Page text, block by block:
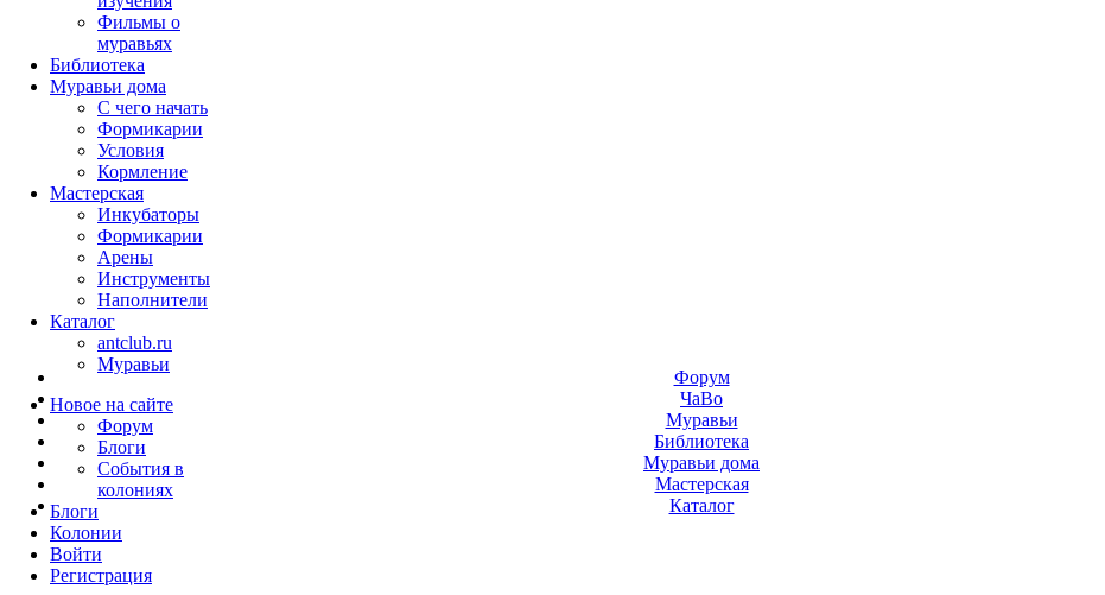
Фильмы о
муравьях
Библиотека
Муравьи дома
С чего начать
Формикарии
Условия
Кормление
Мастерская
Инкубаторы
Формикарии
Арены
Инструменты
Наполнители
Каталог
antclub.ru
Муравьи
Новое на сайте
Форум
Блоги
События в
колониях
Блоги
Колонии
Войти
Peгиcтpaция
Форум
ЧаВо
Муравьи
Библиотека
Муравьи дома
Мастерская
Каталог